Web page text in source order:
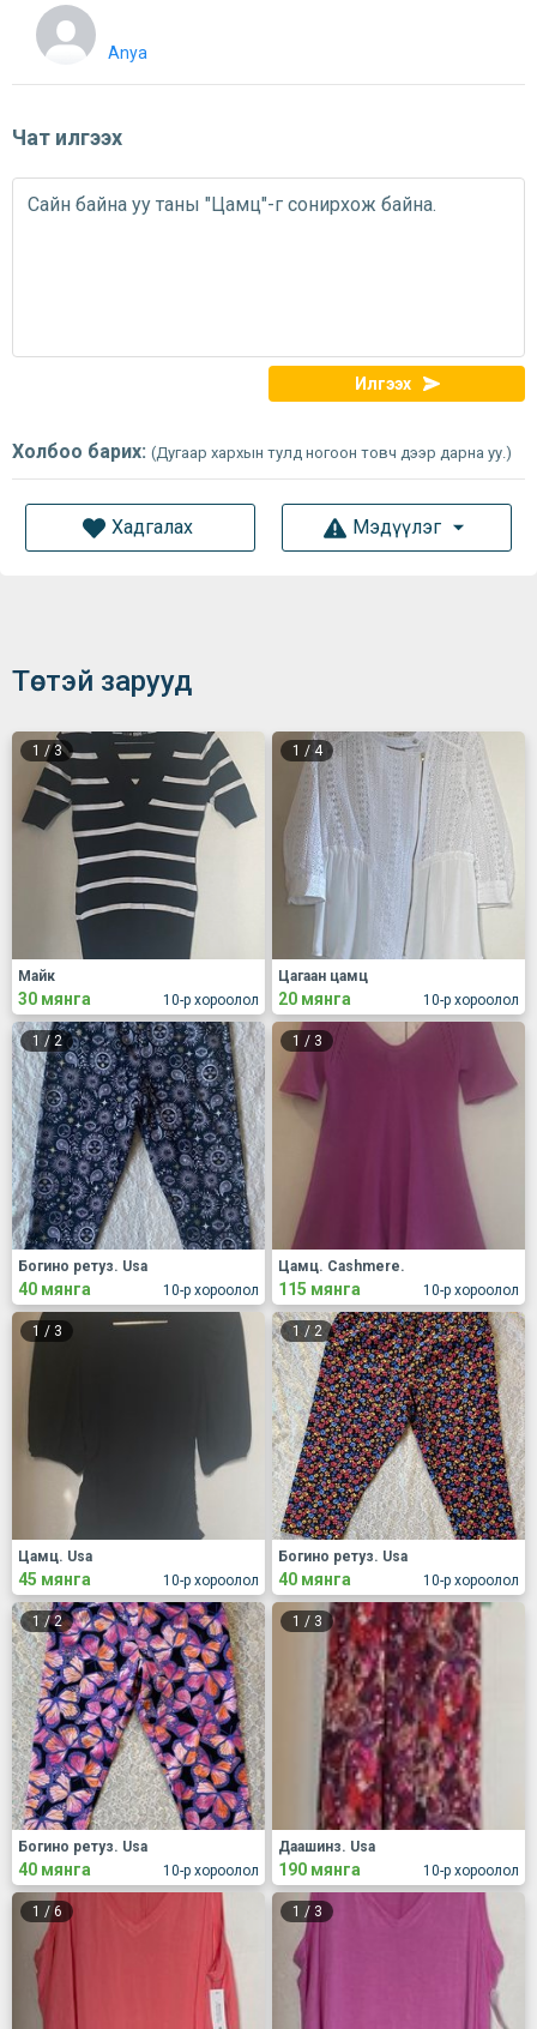
Anya
Чат илгээх
Илгээх
Холбоо барих: (Дугаар хархын тулд ногоон товч дээр дарна уу.)
Хадгалах Мэдүүлэг
Төстэй зарууд
1 /3
10-р хороолол
Майк
30 мянга
1 / 4
10-р хороолол
Цагаан цамц
20 мянга
1 / 2
10-р хороолол
Богино ретуз. Usa
40 мянга
1 / 3
10-р хороолол
Цамц. Cashmere.
115 мянга
1 / 3
10-р хороолол
Цамц. Usa
45 мянга
1 / 2
10-р хороолол
Богино ретуз. Usa
40 мянга
1 /2
10-р хороолол
Богино ретуз. Usa
40 мянга
1 / 3
10-р хороолол
Даашинз. Usa
190 мянга
1 / 6 1 / 3